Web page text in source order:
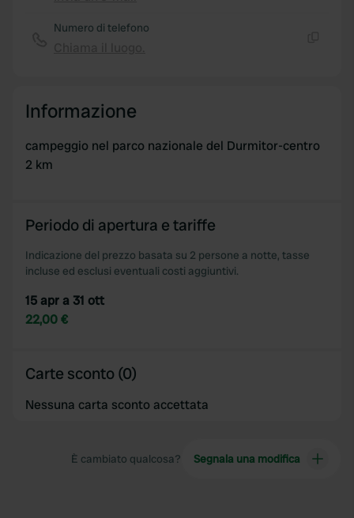
Numero di telefono
Informazione
campeggio nel parco nazionale del Durmitor-centro
2 km
Periodo di apertura e tariffe
Indicazione del prezzo basata su 2 persone a notte, tasse
incluse ed esclusi eventuali costi aggiuntivi.
15 apr a 31 ott
22,00 €
Carte sconto (0)
Nessuna carta sconto accettata
È cambiato qualcosa? Segnala una modifica